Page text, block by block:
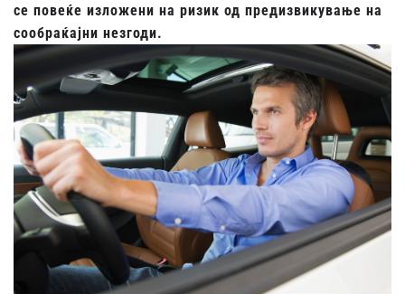
се повеќе изложени на ризик од предизвикување на
сообраќајни незгоди.